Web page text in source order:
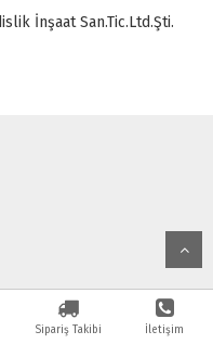
Sipariş Takibi İletişim
İnşaat San.Tic.Ltd.Şti.